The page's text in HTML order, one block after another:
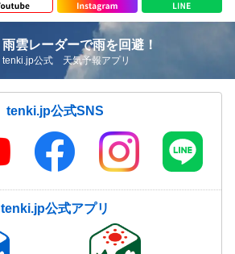
雨雲レーダーで雨を回避！
tenki.jp公式 天気予報アプリ
tenki.jp公式SNS
tenki.jp公式アプリ